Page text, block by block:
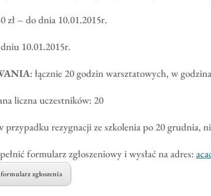
zł – do dnia 10.01.2015r.
10.01.2015r.
: łącznie 20 godzin warsztatowych, w
liczna uczestników: 20
przypadku rezygnacji ze szkolenia po 20 grudnia,
formularz zgłoszeniowy i wysłać na adres:
zgłoszenia